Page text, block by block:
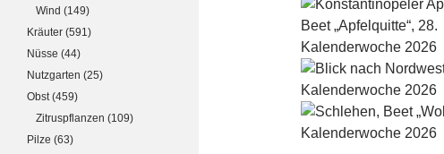
Wind (149)
Kräuter (591)
Nüsse (44)
Nutzgarten (25)
Obst(459)
Zitruspflanzen (109)
Pilze (63)